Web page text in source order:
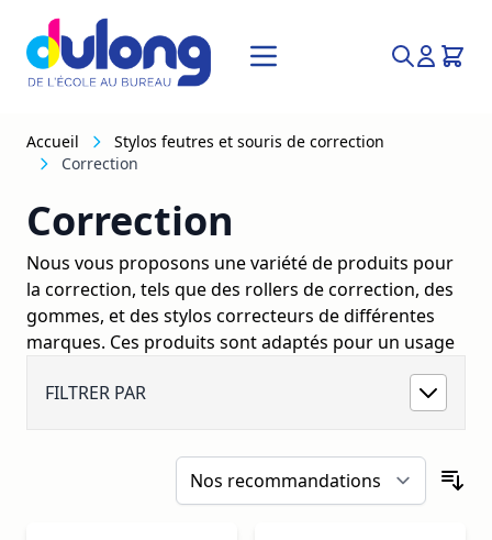
Allez au contenu
Rechercher
Accueil
Stylos feutres et souris de correction
Correction
Correction
Nous vous proposons une variété de produits pour
la correction, tels que des rollers de correction, des
gommes, et des stylos correcteurs de différentes
marques. Ces produits sont adaptés pour un usage
professionnel et scolaire, offrant des solutions
pratiques pour tout besoin de correction.
FILTRER PAR